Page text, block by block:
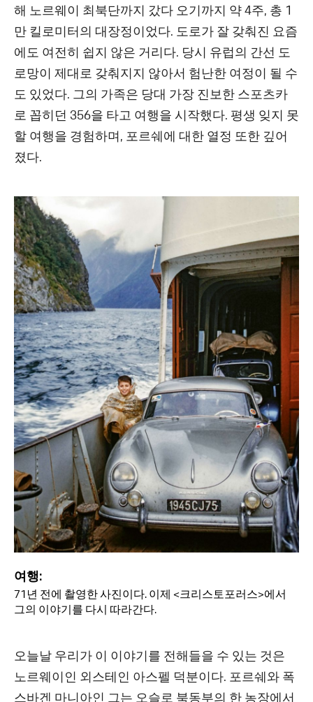
해 노르웨이 최북단까지 갔다 오기까지 약 4주, 총 1
만 킬로미터의 대장정이었다. 도로가 잘 갖춰진 요즘
에도 여전히 쉽지 않은 거리다. 당시 유럽의 간선 도
로망이 제대로 갖춰지지 않아서 험난한 여정이 될 수
도 있었다. 그의 가족은 당대 가장 진보한 스포츠카
로 꼽히던 356을 타고 여행을 시작했다. 평생 잊지 못
할 여행을 경험하며, 포르쉐에 대한 열정 또한 깊어
졌다.
여행:
71년 전에 촬영한 사진이다. 이제 <크리스토포러스>에서
그의 이야기를 다시 따라간다.
오늘날 우리가 이 이야기를 전해들을 수 있는 것은
노르웨이인 외스테인 아스펠 덕분이다. 포르쉐와 폭
스바겐 마니아인 그는 오슬로 북동부의 한 농장에서